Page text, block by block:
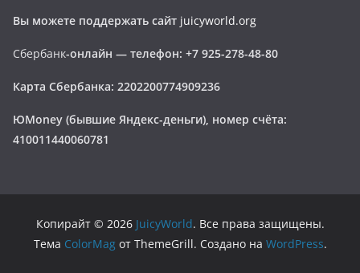
Вы можете поддержать сайт juicyworld.org
Сбербанк-онлайн — телефон: +7 925-278-48-80
Карта Сбербанка: 2202200774909236
ЮMoney (бывшие Яндекс-деньги), номер счёта:
410011440060781
Копирайт © 2026 JuicyWorld. Все права защищены.
Тема ColorMagот ThemeGrill. Создано на WordPress.